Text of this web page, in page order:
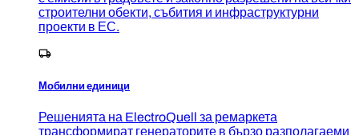
строителни обекти, събития и инфраструктурни
проекти в ЕС.
Мобилни единици
Решенията на ElectroQuell за ремаркета
трансформират генераторите в бързо разполагаеми